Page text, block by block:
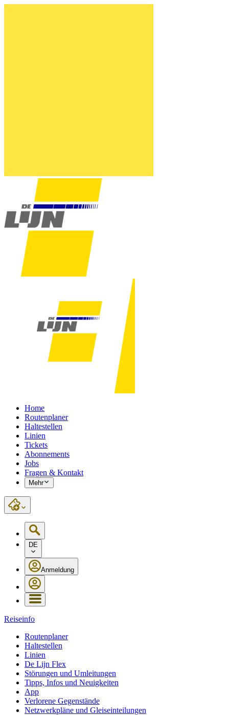
Home
Routenplaner
Haltestellen
Linien
Tickets
Abonnements
Jobs
Fragen & Kontakt
Mehr
DE
Anmeldung
Reiseinfo
Routenplaner
Haltestellen
Linien
De Lijn Flex
Störungen und Umleitungen
Tipps, Infos und Neuigkeiten
App
Verlorene Gegenstände
Netzwerkpläne und Gleiseinteilungen